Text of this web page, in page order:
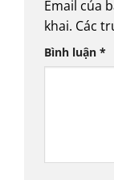
Email của
khai. Các
Bình luận *